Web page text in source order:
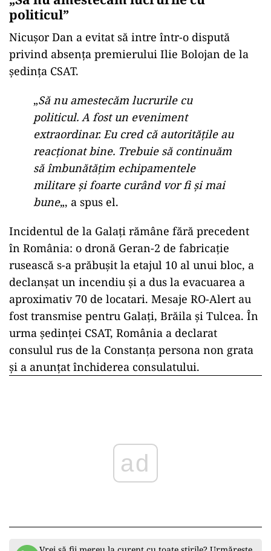
politicul”
Nicușor Dan a evitat să intre într-o dispută
privind absența premierului Ilie Bolojan de la
ședința CSAT.
„Să nu amestecăm lucrurile cu
politicul. A fost un eveniment
extraordinar. Eu cred că autoritățile au
reacționat bine. Trebuie să continuăm
să îmbunătățim echipamentele
militare și foarte curând vor fi și mai
bune„, a spus el.
Incidentul de la Galați rămâne fără precedent
în România: o dronă Geran-2 de fabricație
rusească s-a prăbușit la etajul 10 al unui bloc, a
declanșat un incendiu și a dus la evacuarea a
aproximativ 70 de locatari. Mesaje RO-Alert au
fost transmise pentru Galați, Brăila și Tulcea. În
urma ședinței CSAT, România a declarat
consulul rus de la Constanța persona non grata
și a anunțat închiderea consulatului.
ad